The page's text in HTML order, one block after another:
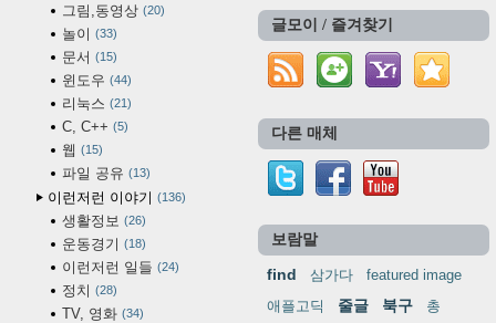
그림,동영상 20
놀이 33
문서 15
윈도우 44
리눅스 21
C, C++ 5
웹 15
파일 공유 13
이런저런 이야기 136
생활정보 26
운동경기 18
이런저런 일들 24
정치 28
TV, 영화 34
글모이 / 즐겨찾기
다른 매체
보람말
find 삼가다
featured image
애플고딕
줄글 북구 총